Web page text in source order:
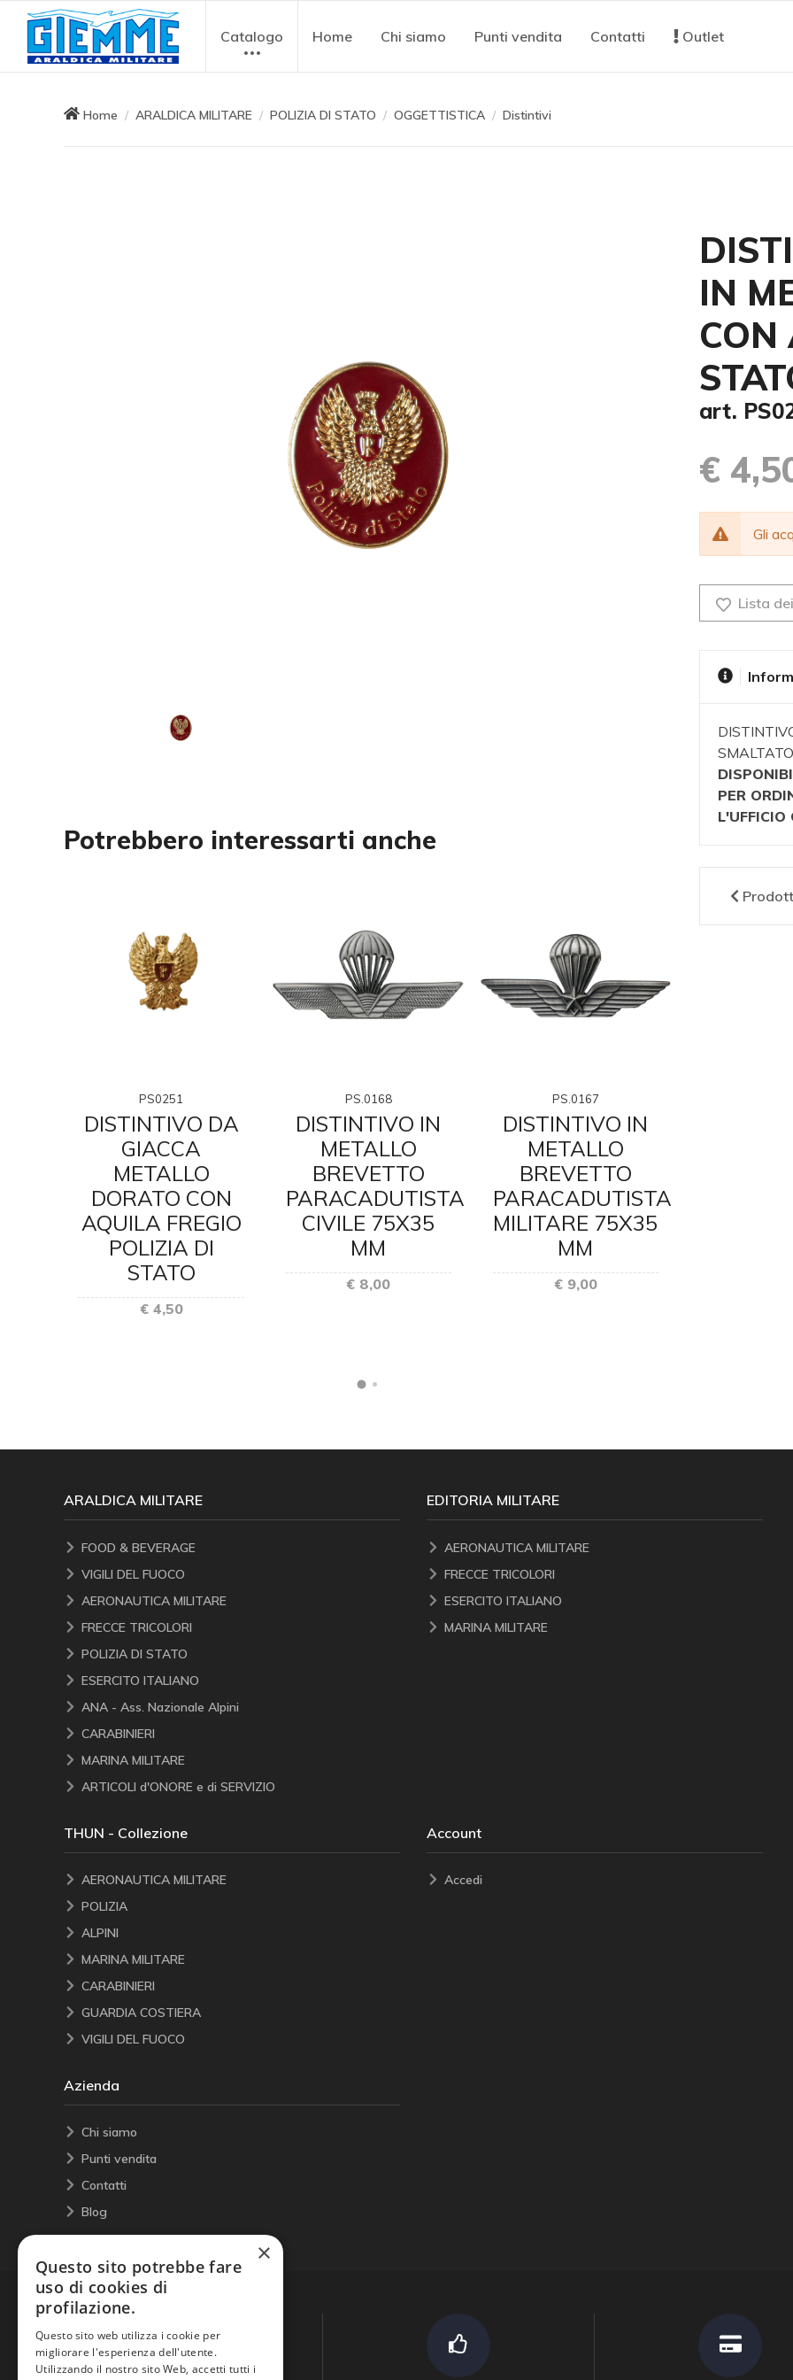
Catalogo Home Chi siamo Punti vendita Contatti Outlet
Home ARALDICA MILITARE POLIZIA DI STATO OGGETTISTICA Distintivi
Potrebbero interessarti anche
PS0251
DISTINTIVO DA
GIACCA
METALLO
DORATO CON
AQUILA FREGIO
POLIZIA DI
STATO
€ 4,50
PS.0168
DISTINTIVO IN
METALLO
BREVETTO
PARACADUTISTA
CIVILE 75X35
MM
€ 8,00
PS.0167
DISTINTIVO IN
METALLO
BREVETTO
PARACADUTISTA
MILITARE 75X35
MM
€ 9,00
IN
CON
art.
€
Gli
Lista
PER
L'UFFICIO
ARALDICA MILITARE
FOOD & BEVERAGE
VIGILI DEL FUOCO
AERONAUTICA MILITARE
FRECCE TRICOLORI
POLIZIA DI STATO
ESERCITO ITALIANO
ANA - Ass. Nazionale Alpini
CARABINIERI
MARINA MILITARE
ARTICOLI d'ONORE e di SERVIZIO
EDITORIA MILITARE
AERONAUTICA MILITARE
FRECCE TRICOLORI
ESERCITO ITALIANO
MARINA MILITARE
THUN - Collezione
AERONAUTICA MILITARE
POLIZIA
ALPINI
MARINA MILITARE
CARABINIERI
GUARDIA COSTIERA
VIGILI DEL FUOCO
Account
Accedi
Azienda
Chi siamo
Punti vendita
Contatti
Blog
×
Questo sito potrebbe fare
uso di cookies di
profilazione.
Questo sito web utilizza i cookie per
migliorare l'esperienza dell'utente.
Utilizzando il nostro sito Web, accetti tutti i